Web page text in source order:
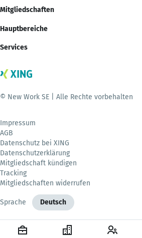
Mitgliedschaften
Hauptbereiche
Services
© New Work SE | Alle Rechte vorbehalten
Impressum
AGB
Datenschutz bei XING
Datenschutzerklärung
Mitgliedschaft kündigen
Tracking
Mitgliedschaften widerrufen
Sprache Deutsch